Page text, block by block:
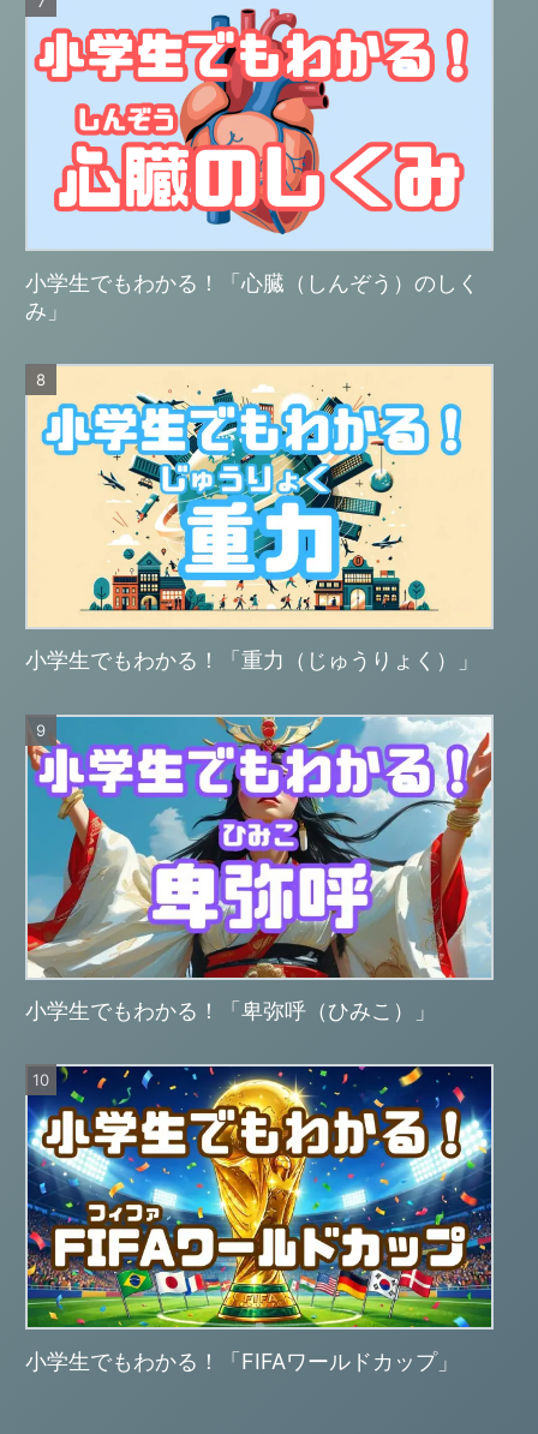
小学生でもわかる！「心臓（しんぞう）のしく
み」
小学生でもわかる！「重力（じゅうりょく）」
小学生でもわかる！「卑弥呼（ひみこ）」
小学生でもわかる！「FIFAワールドカップ」